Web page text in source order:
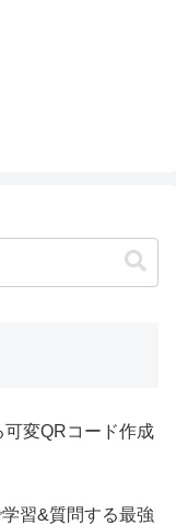
可変QRコード作成
習&質問する最強